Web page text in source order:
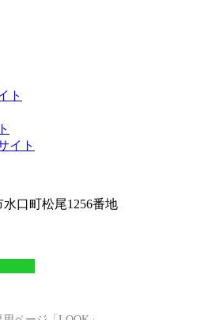
ト
イト
水口町松尾1256番地